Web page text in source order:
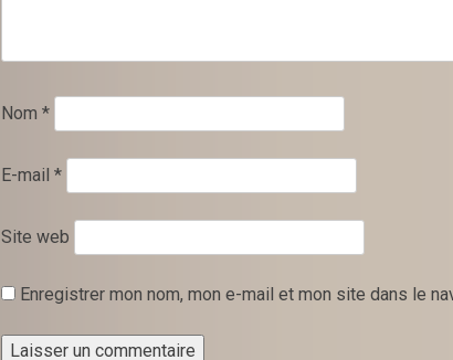
Nom *
E-mail *
Site web
Enregistrer mon nom, mon e-mail et mon site dans le